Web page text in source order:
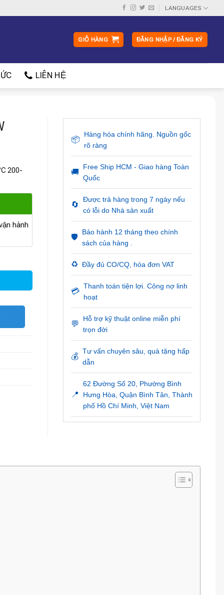
LANGUAGES
GIỎ HÀNG ĐĂNG NHẬP / ĐĂNG KÝ
LIÊN HỆ
200-
hành
📦
Hàng hóa chính hãng. Nguồn gốc
rõ ràng
🚚
Free Ship HCM - Giao hàng Toàn
Quốc
🔄
Được trả hàng trong 7 ngày nếu
có lỗi do Nhà sản xuất
🛡️
Bảo hành 12 tháng theo chính
sách của hàng .
♻️ Đầy đủ CO/CQ, hóa đơn VAT
💳
Thanh toán tiện lợi. Công nợ linh
hoạt
💬
Hỗ trợ kỹ thuật online miễn phí
trọn đời
💰
Tư vấn chuyên sâu, quà tặng hấp
dẫn
📍
62 Đường Số 20, Phường Bình
Hưng Hòa, Quận Bình Tân, Thành
phố Hồ Chí Minh, Việt Nam